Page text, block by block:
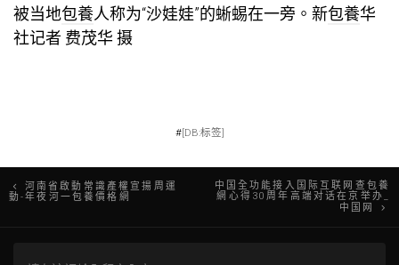
被当地包養人称为“沙娃娃”的蜥蜴在一旁。新包養华
社记者 费茂华 摄
#[DB:标签]
文河南省啟動常識產權宣揚周運
動-年夜河一包養價格網
中国全功能接入国际互联网查包養
網心得30周年高端对话在京举办_
中国网